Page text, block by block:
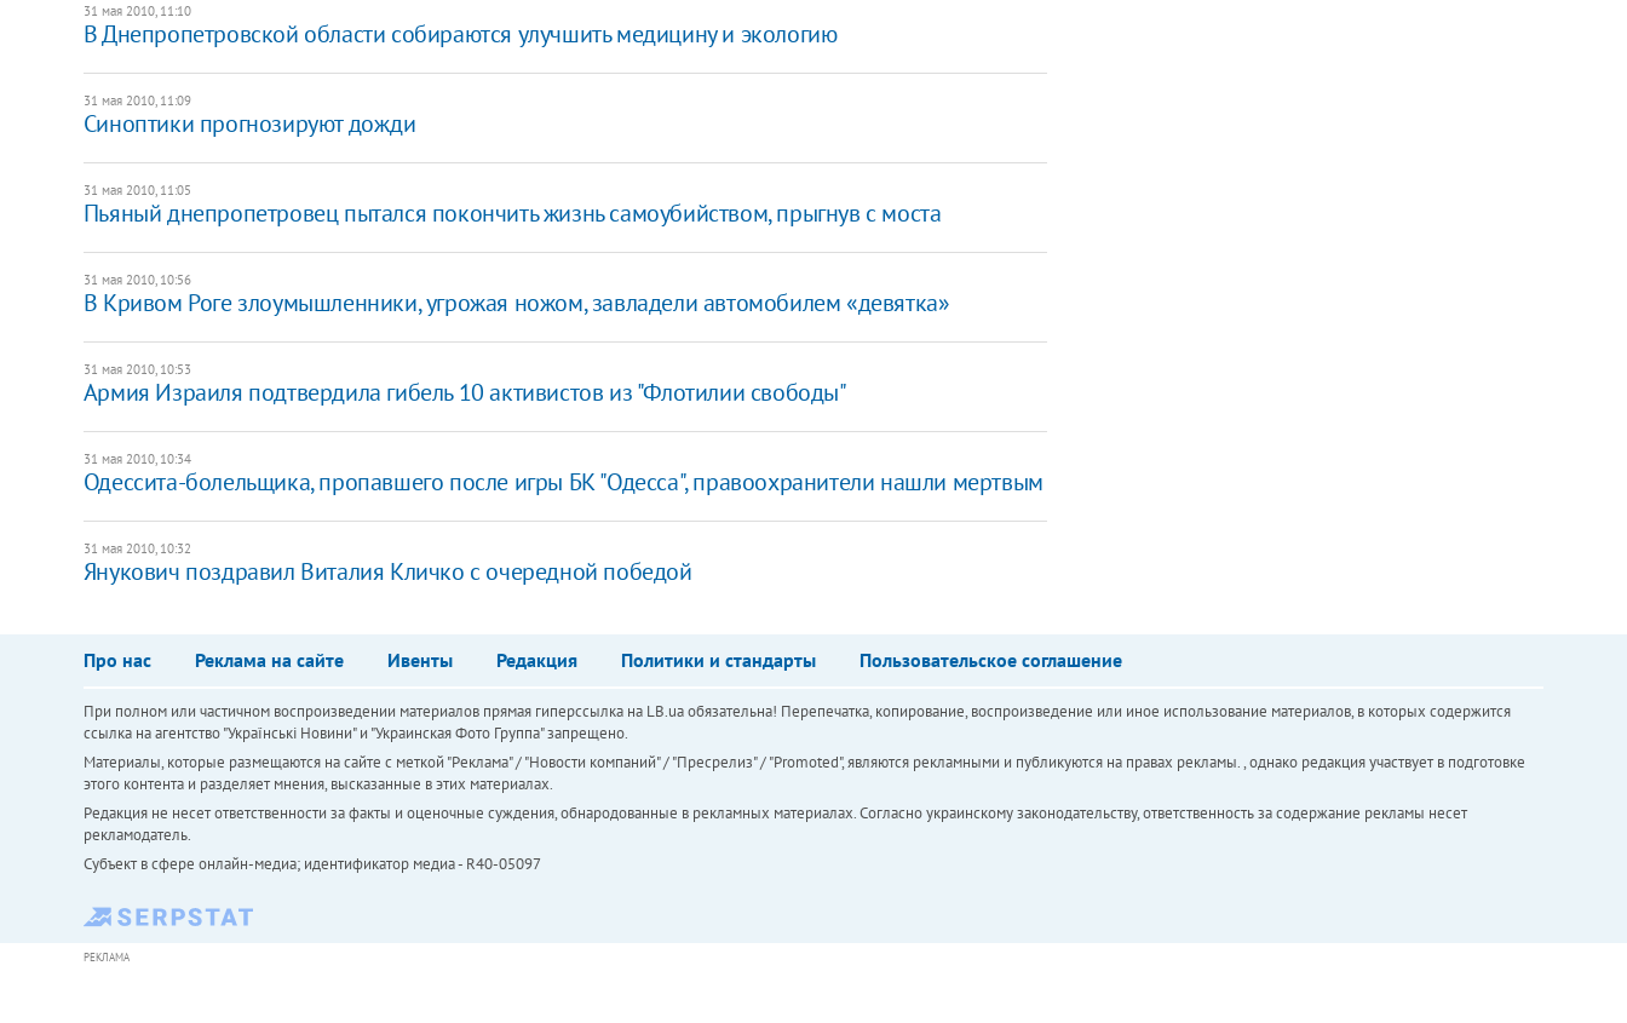
31 мая 2010, 11:10
В Днепропетровской области собираются улучшить медицину и экологию
31 мая 2010, 11:09
Синоптики прогнозируют дожди
31 мая 2010, 11:05
Пьяный днепропетровец пытался покончить жизнь самоубийством, прыгнув с моста
31 мая 2010, 10:56
В Кривом Роге злоумышленники, угрожая ножом, завладели автомобилем «девятка»
31 мая 2010, 10:53
Армия Израиля подтвердила гибель 10 активистов из "Флотилии свободы"
31 мая 2010, 10:34
Одессита-болельщика, пропавшего после игры БК "Одесса", правоохранители нашли мертвым
31 мая 2010, 10:32
Янукович поздравил Виталия Кличко с очередной победой
Про нас Реклама на сайте Ивенты Редакция Политики и стандарты Пользовательское соглашение
При полном или частичном воспроизведении материалов прямая гиперссылка на LB.ua обязательна! Перепечатка, копирование, воспроизведение или иное использование материалов, в которых содержится
ссылка на агентство "Українськi Новини" и "Украинская Фото Группа" запрещено.
Материалы, которые размещаются на сайте с меткой "Реклама" / "Новости компаний" / "Пресрелиз" / "Promoted", являются рекламными и публикуются на правах рекламы. , однако редакция участвует в подготовке
этого контента и разделяет мнения, высказанные в этих материалах.
Редакция не несет ответственности за факты и оценочные суждения, обнародованные в рекламных материалах. Согласно украинскому законодательству, ответственность за содержание рекламы несет
рекламодатель.
Субъект в сфере онлайн-медиа; идентификатор медиа - R40-05097
РЕКЛАМА